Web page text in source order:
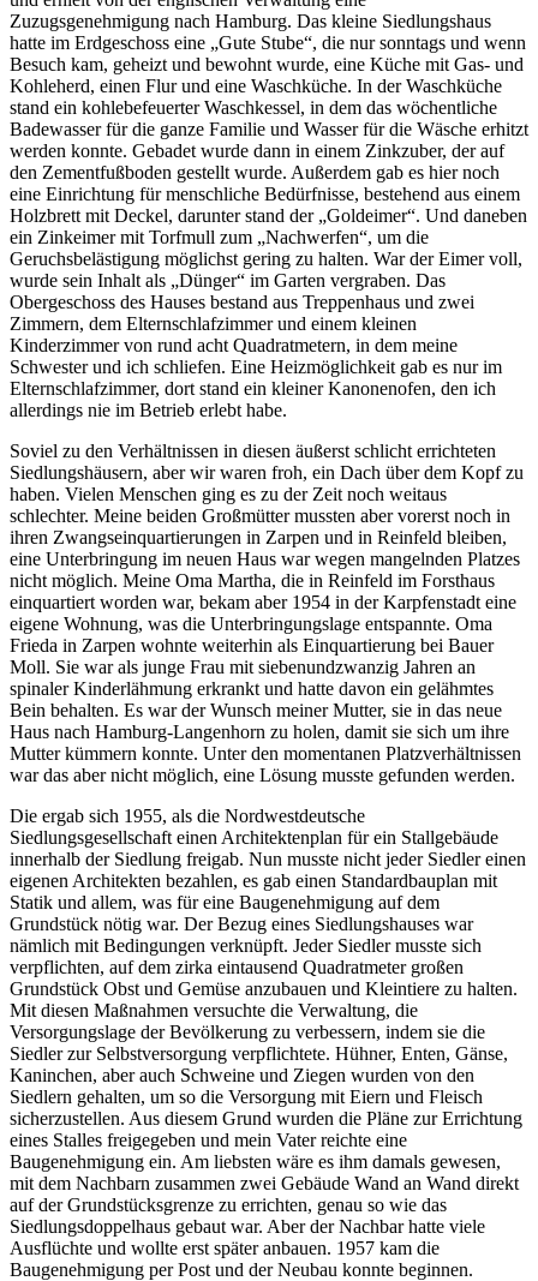
Zuzugsgenehmigung nach Hamburg. Das kleine Siedlungshaus
hatte im Erdgeschoss eine
Gute Stube , die nur sonntags und wenn
Besuch kam, geheizt und bewohnt wurde, eine Küche mit Gas- und
Kohleherd, einen Flur und eine Waschküche. In der Waschküche
stand ein kohlebefeuerter Waschkessel, in dem das wöchentliche
Badewasser für die ganze Familie und Wasser für die Wäsche erhitzt
werden konnte. Gebadet wurde dann in einem Zinkzuber, der auf
den Zementfußboden gestellt wurde. Außerdem gab es hier noch
eine Einrichtung für menschliche Bedürfnisse, bestehend aus einem
Holzbrett mit Deckel, darunter stand der Goldeimer . Und daneben
ein Zinkeimer mit Torfmull zum
Nachwerfen , um die
Geruchsbelästigung möglichst gering zu halten. War der Eimer voll,
wurde sein Inhalt als
Dünger
im Garten vergraben. Das
Obergeschoss des Hauses bestand aus Treppenhaus und zwei
Zimmern, dem Elternschlafzimmer und einem kleinen
Kinderzimmer von rund acht Quadratmetern, in dem meine
Schwester und ich schliefen. Eine Heizmöglichkeit gab es nur im
Elternschlafzimmer, dort stand ein kleiner Kanonenofen, den ich
allerdings nie im Betrieb erlebt habe.
Soviel zu den Verhältnissen in diesen äußerst schlicht errichteten
Siedlungshäusern, aber wir waren froh, ein Dach über dem Kopf zu
haben. Vielen Menschen ging es zu der Zeit noch weitaus
schlechter. Meine beiden Großmütter mussten aber vorerst noch in
ihren Zwangseinquartierungen in Zarpen und in Reinfeld bleiben,
eine Unterbringung im neuen Haus war wegen mangelnden Platzes
nicht möglich. Meine Oma Martha, die in Reinfeld im Forsthaus
einquartiert worden war, bekam aber 1954 in der Karpfenstadt eine
eigene Wohnung, was die Unterbringungslage entspannte. Oma
Frieda in Zarpen wohnte weiterhin als Einquartierung bei Bauer
Moll. Sie war als junge Frau mit siebenundzwanzig Jahren an
spinaler Kinderlähmung erkrankt und hatte davon ein gelähmtes
Bein behalten. Es war der Wunsch meiner Mutter, sie in das neue
Haus nach Hamburg-Langenhorn zu holen, damit sie sich um ihre
Mutter kümmern konnte. Unter den momentanen Platzverhältnissen
war das aber nicht möglich, eine Lösung musste gefunden werden.
Die ergab sich 1955, als die Nordwestdeutsche
Siedlungsgesellschaft einen Architektenplan für ein Stallgebäude
innerhalb der Siedlung freigab. Nun musste nicht jeder Siedler einen
eigenen Architekten bezahlen, es gab einen Standardbauplan mit
Statik und allem, was für eine Baugenehmigung auf dem
Grundstück nötig war. Der Bezug eines Siedlungshauses war
nämlich mit Bedingungen verknüpft. Jeder Siedler musste sich
verpflichten, auf dem zirka eintausend Quadratmeter großen
Grundstück Obst und Gemüse anzubauen und Kleintiere zu halten.
Mit diesen Maßnahmen versuchte die Verwaltung, die
Versorgungslage der Bevölkerung zu verbessern, indem sie die
Siedler zur Selbstversorgung verpflichtete. Hühner, Enten, Gänse,
Kaninchen, aber auch Schweine und Ziegen wurden von den
Siedlern gehalten, um so die Versorgung mit Eiern und Fleisch
sicherzustellen. Aus diesem Grund wurden die Pläne zur Errichtung
eines Stalles freigegeben und mein Vater reichte eine
Baugenehmigung ein. Am liebsten wäre es ihm damals gewesen,
mit dem Nachbarn zusammen zwei Gebäude Wand an Wand direkt
auf der Grundstücksgrenze zu errichten, genau so wie das
Siedlungsdoppelhaus gebaut war. Aber der Nachbar hatte viele
Ausflüchte und wollte erst später anbauen. 1957 kam die
Baugenehmigung per Post und der Neubau konnte beginnen.